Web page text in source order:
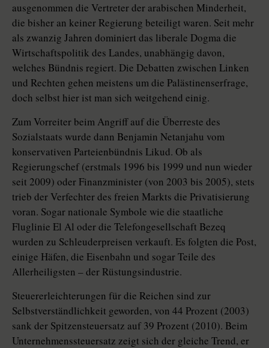
ausgenommen die Vertreter der arabischen Minderheit,
die bisher an keiner Regierung beteiligt waren. Seit mehr
als zwanzig Jahren dominiert das liberale Dogma die
Wirtschaftspolitik des Landes, unabhängig davon,
welches Bündnis regiert. Die Debatten zwischen Linken
und Rechten gehen meistens um die Palästinenserfrage,
doch selbst hier ist man sich weitgehend einig.
Zum Vorreiter beim Angriff auf die Überreste des
Sozialstaats wurde dann Benjamin Netanjahu vom
konservativen Parteienbündnis Likud. Ob als
Regierungschef (erstmals 1996 bis 1999 und nun wieder
seit 2009) oder Finanzminister (von 2003 bis 2005), stets
trieb der Verfechter des freien Markts die Privatisierung
voran. Sogar nationale Symbole wie die staatliche
Fluglinie El Al oder die Telefongesellschaft Bezeq
wurden zu Schleuderpreisen verkauft. Es folgten die Post,
einige Häfen, die Eisenbahn und sogar Teile des
Allerheiligsten – der Rüstungsindustrie.
Steuererleichterungen für die Reichen sind zur
Selbstverständlichkeit geworden, von 44 Prozent (2003)
sank der Spitzensteuersatz auf 39 Prozent (2010). Beim
Unternehmenssteuersatz zeigt sich der gleiche Trend, er